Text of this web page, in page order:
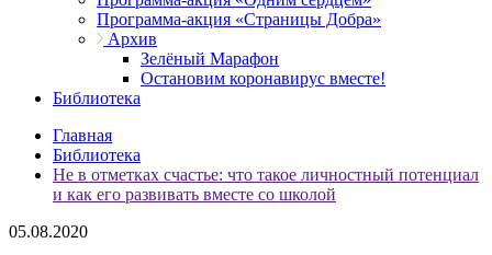
Программа-акция «Страницы Добра»
Архив
Зелёный Марафон
Остановим коронавирус вместе!
Библиотека
Главная
Библиотека
Не в отметках счастье: что такое личностный потенциал
и как его развивать вместе со школой
05.08.2020